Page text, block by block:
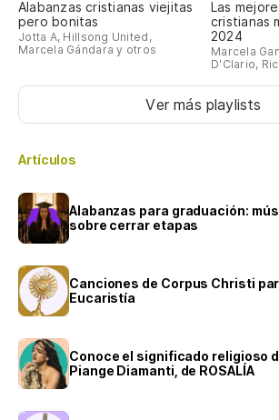
Alabanzas cristianas viejitas
pero bonitas
Jotta A, Hillsong United,
Marcela Gándara y otros
Las
cristianas
2024
Marcela
D'Clario,
Ver más playlists
Artículos
Alabanzas para graduación:
sobre cerrar etapas
Canciones de Corpus Christi
Eucaristía
Conoce el significado religioso
Piange Diamanti, de ROSALÍA